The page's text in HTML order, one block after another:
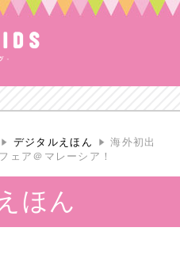
デジタルえほん
海外初出
ェア＠マレーシア！
ほん